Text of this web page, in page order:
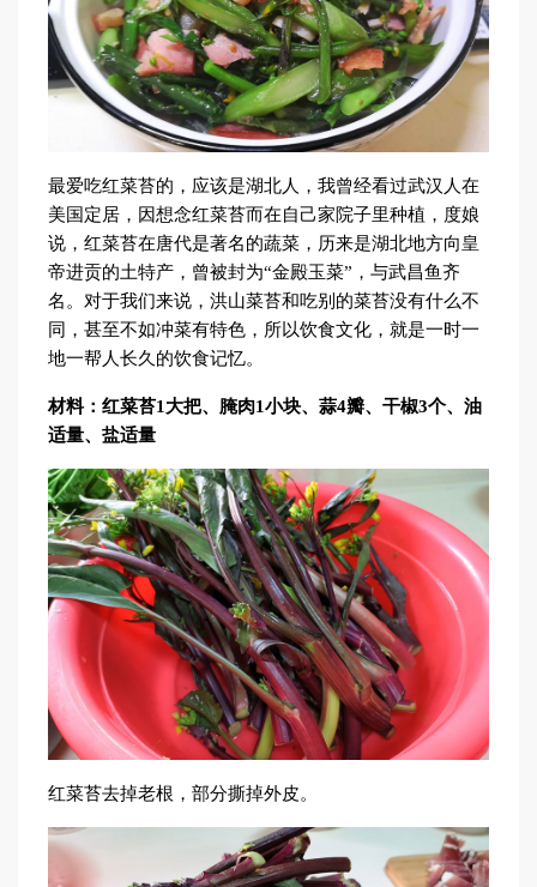
最爱吃红菜苔的，应该是湖北人，我曾经看过武汉人在
美国定居，因想念红菜苔而在自己家院子里种植，度娘
说，红菜苔在唐代是著名的蔬菜，历来是湖北地方向皇
帝进贡的土特产，曾被封为“金殿玉菜”，与武昌鱼齐
名。对于我们来说，洪山菜苔和吃别的菜苔没有什么不
同，甚至不如冲菜有特色，所以饮食文化，就是一时一
地一帮人长久的饮食记忆。
材料：红菜苔1大把、腌肉1小块、蒜4瓣、干椒3个、油
适量、盐适量
红菜苔去掉老根，部分撕掉外皮。